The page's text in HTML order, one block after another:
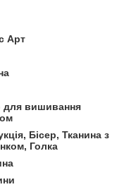
Арт
для вишивання
Бісер, Тканина з
Голка